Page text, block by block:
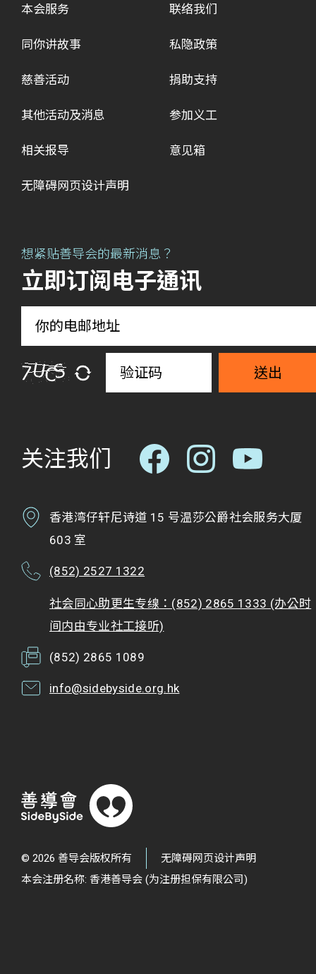
本会服务
同你讲故事
慈善活动
其他活动及消息
相关报导
联络我们
私隐政策
捐助支持
参加义工
意见箱
无障碍网页设计声明
想紧贴善导会的最新消息？
立即订阅电子通讯
送出
关注我们
香港湾仔轩尼诗道 15 号温莎公爵社会服务大厦
603 室
(852) 2527 1322
社会同心助更生专缐：(852) 2865 1333 (办公时
间内由专业社工接听)
(852) 2865 1089
info@sidebyside.org.hk
© 2026 善导会版权所有
无障碍网页设计声明
本会注册名称: 香港善导会 (为注册担保有限公司)